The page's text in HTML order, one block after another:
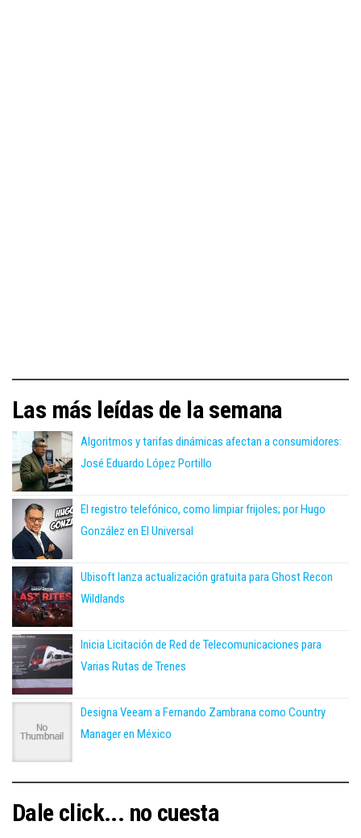
Las más leídas de la semana
Algoritmos y tarifas dinámicas afectan a consumidores:
José Eduardo López Portillo
El registro telefónico, como limpiar frijoles; por Hugo
González en El Universal
Ubisoft lanza actualización gratuita para Ghost Recon
Wildlands
Inicia Licitación de Red de Telecomunicaciones para
Varias Rutas de Trenes
Designa Veeam a Fernando Zambrana como Country
Manager en México
Dale click... no cuesta